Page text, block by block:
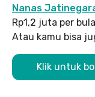
Nanas
Rp1,2 juta per
Atau kamu bisa
Klik untuk